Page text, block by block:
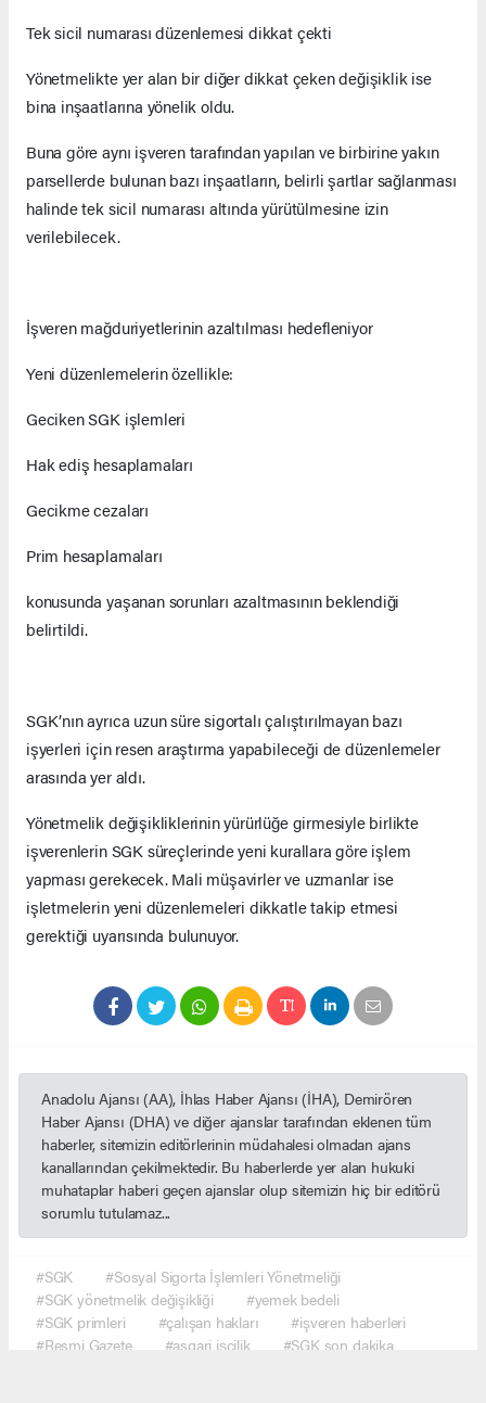
Tek sicil numarası düzenlemesi dikkat çekti
Yönetmelikte yer alan bir diğer dikkat çeken değişiklik ise
bina inşaatlarına yönelik oldu.
Buna göre aynı işveren tarafından yapılan ve birbirine yakın
parsellerde bulunan bazı inşaatların, belirli şartlar sağlanması
halinde tek sicil numarası altında yürütülmesine izin
verilebilecek.
İşveren mağduriyetlerinin azaltılması hedefleniyor
Yeni düzenlemelerin özellikle:
Geciken SGK işlemleri
Hak ediş hesaplamaları
Gecikme cezaları
Prim hesaplamaları
konusunda yaşanan sorunları azaltmasının beklendiği
belirtildi.
SGK’nın ayrıca uzun süre sigortalı çalıştırılmayan bazı
işyerleri için resen araştırma yapabileceği de düzenlemeler
arasında yer aldı.
Yönetmelik değişikliklerinin yürürlüğe girmesiyle birlikte
işverenlerin SGK süreçlerinde yeni kurallara göre işlem
yapması gerekecek. Mali müşavirler ve uzmanlar ise
işletmelerin yeni düzenlemeleri dikkatle takip etmesi
gerektiği uyarısında bulunuyor.
Anadolu Ajansı (AA), İhlas Haber Ajansı (İHA), Demirören
Haber Ajansı (DHA) ve diğer ajanslar tarafından eklenen tüm
haberler, sitemizin editörlerinin müdahalesi olmadan ajans
kanallarından çekilmektedir. Bu haberlerde yer alan hukuki
muhataplar haberi geçen ajanslar olup sitemizin hiç bir editörü
sorumlu tutulamaz...
#SGK
#Sosyal Sigorta İşlemleri Yönetmeliği
#SGK yönetmelik değişikliği
#yemek bedeli
#SGK primleri
#çalışan hakları
#işveren haberleri
#Resmi Gazete
#asgari işçilik
#SGK son dakika